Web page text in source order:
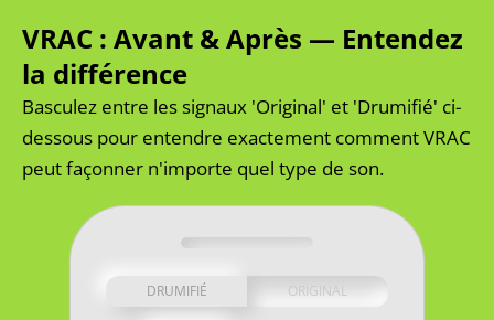
VRAC : Avant & Après — Entendez
la différence
Basculez entre les signaux 'Original' et 'Drumifié' ci-
dessous pour entendre exactement comment VRAC
peut façonner n'importe quel type de son.
DRUMIFIÉ ORIGINAL